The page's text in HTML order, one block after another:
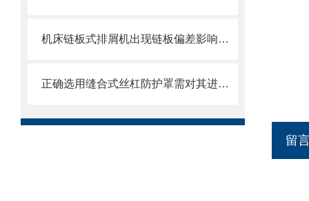
机床链板式排屑机出现链板偏差影响效率了怎么办？
正确选用缝合式丝杠防护罩需对其进行风险评估
留